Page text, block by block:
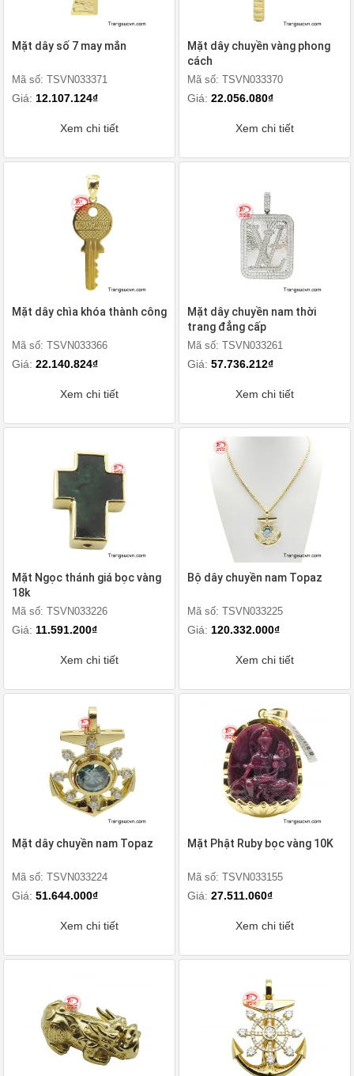
Mặt dây số 7 may mắn
Mã số: TSVN033371
Giá: 12.107.124₫
Xem chi tiết
Mặt dây chuyền vàng phong
cách
Mã số: TSVN033370
Giá: 22.056.080₫
Xem chi tiết
Mặt dây chìa khóa thành công
Mã số: TSVN033366
Giá: 22.140.824₫
Xem chi tiết
Mặt dây chuyền nam thời
trang đẳng cấp
Mã số: TSVN033261
Giá: 57.736.212₫
Xem chi tiết
Mặt Ngọc thánh giá bọc vàng
18k
Mã số: TSVN033226
Giá: 11.591.200₫
Xem chi tiết
Bộ dây chuyền nam Topaz
Mã số: TSVN033225
Giá: 120.332.000₫
Xem chi tiết
Mặt dây chuyền nam Topaz
Mã số: TSVN033224
Giá: 51.644.000₫
Xem chi tiết
Mặt Phật Ruby bọc vàng 10K
Mã số: TSVN033155
Giá: 27.511.060₫
Xem chi tiết